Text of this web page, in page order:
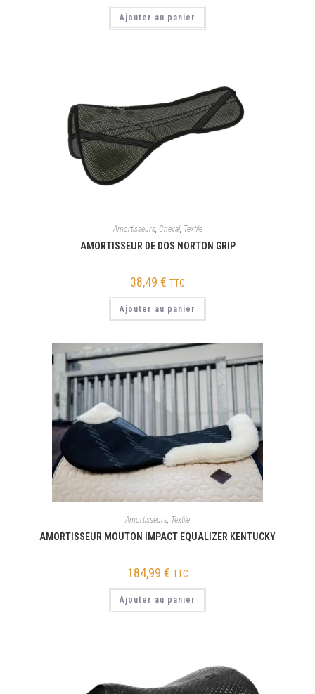
Ajouter au panier
Amortisseurs, Cheval, Textile
AMORTISSEUR DE DOS NORTON GRIP
38,49 € TTC
Ajouter au panier
Amortisseurs, Textile
AMORTISSEUR MOUTON IMPACT EQUALIZER KENTUCKY
184,99 € TTC
Ajouter au panier